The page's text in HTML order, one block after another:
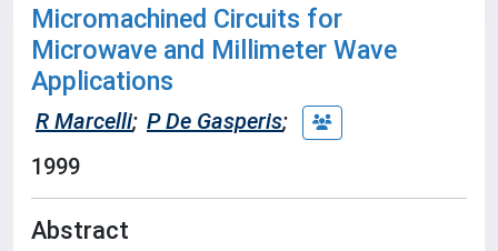
Micromachined Circuits for
Microwave and Millimeter Wave
Applications
R Marcelli; P De Gasperis;
1999
Abstract